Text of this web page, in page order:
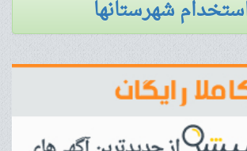
شهرستانها